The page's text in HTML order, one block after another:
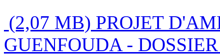
(2,07 MB) PROJET
GUENFOUDA -